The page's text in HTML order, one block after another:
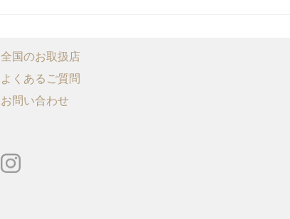
全国のお取扱店
よくあるご質問
お問い合わせ